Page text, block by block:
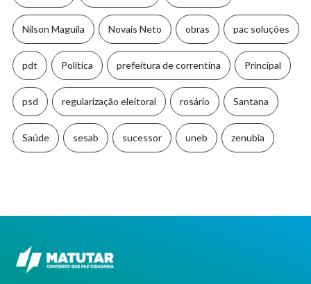
Nilson Maguila Novais Neto obras pac soluções
pdt Política prefeitura de correntina Principal
psd regularização eleitoral rosário Santana
Saúde sesab sucessor uneb zenubia